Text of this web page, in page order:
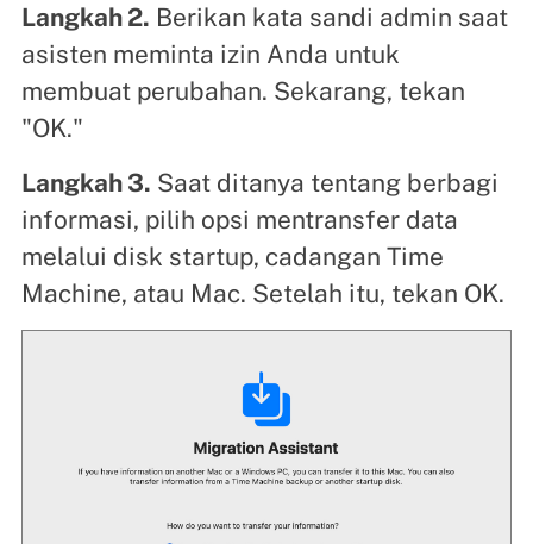
Langkah 2. Berikan kata sandi admin saat
asisten meminta izin Anda untuk
membuat perubahan. Sekarang, tekan
"OK."
Langkah 3. Saat ditanya tentang berbagi
informasi, pilih opsi mentransfer data
melalui disk startup, cadangan Time
Machine, atau Mac. Setelah itu, tekan OK.